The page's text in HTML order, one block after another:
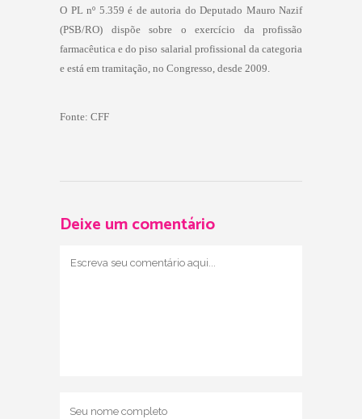
O PL nº 5.359 é de autoria do Deputado Mauro Nazif
(PSB/RO) dispõe sobre o exercício da profissão
farmacêutica e do piso salarial profissional da categoria
e está em tramitação, no Congresso, desde 2009.
Fonte: CFF
Deixe um comentário